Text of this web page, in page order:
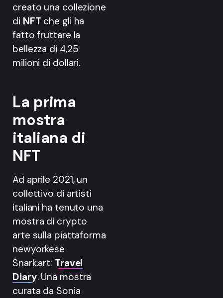
creato una collezione
di NFT che gli ha
fatto fruttare la
bellezza di 4,25
milioni di dollari.
La prima
mostra
italiana di
NFT
Ad aprile 2021, un
collettivo di artisti
italiani ha tenuto una
mostra di crypto
arte sulla piattaforma
newyorkese
Snark.art: Travel
Diary. Una mostra
curata da Sonia